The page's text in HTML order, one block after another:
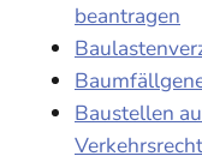
beantragen
Baustellen